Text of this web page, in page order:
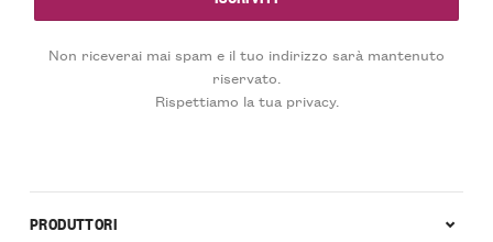
Non riceverai mai spam e il tuo indirizzo sarà mantenuto
riservato.
Rispettiamo la tua privacy.
PRODUTTORI